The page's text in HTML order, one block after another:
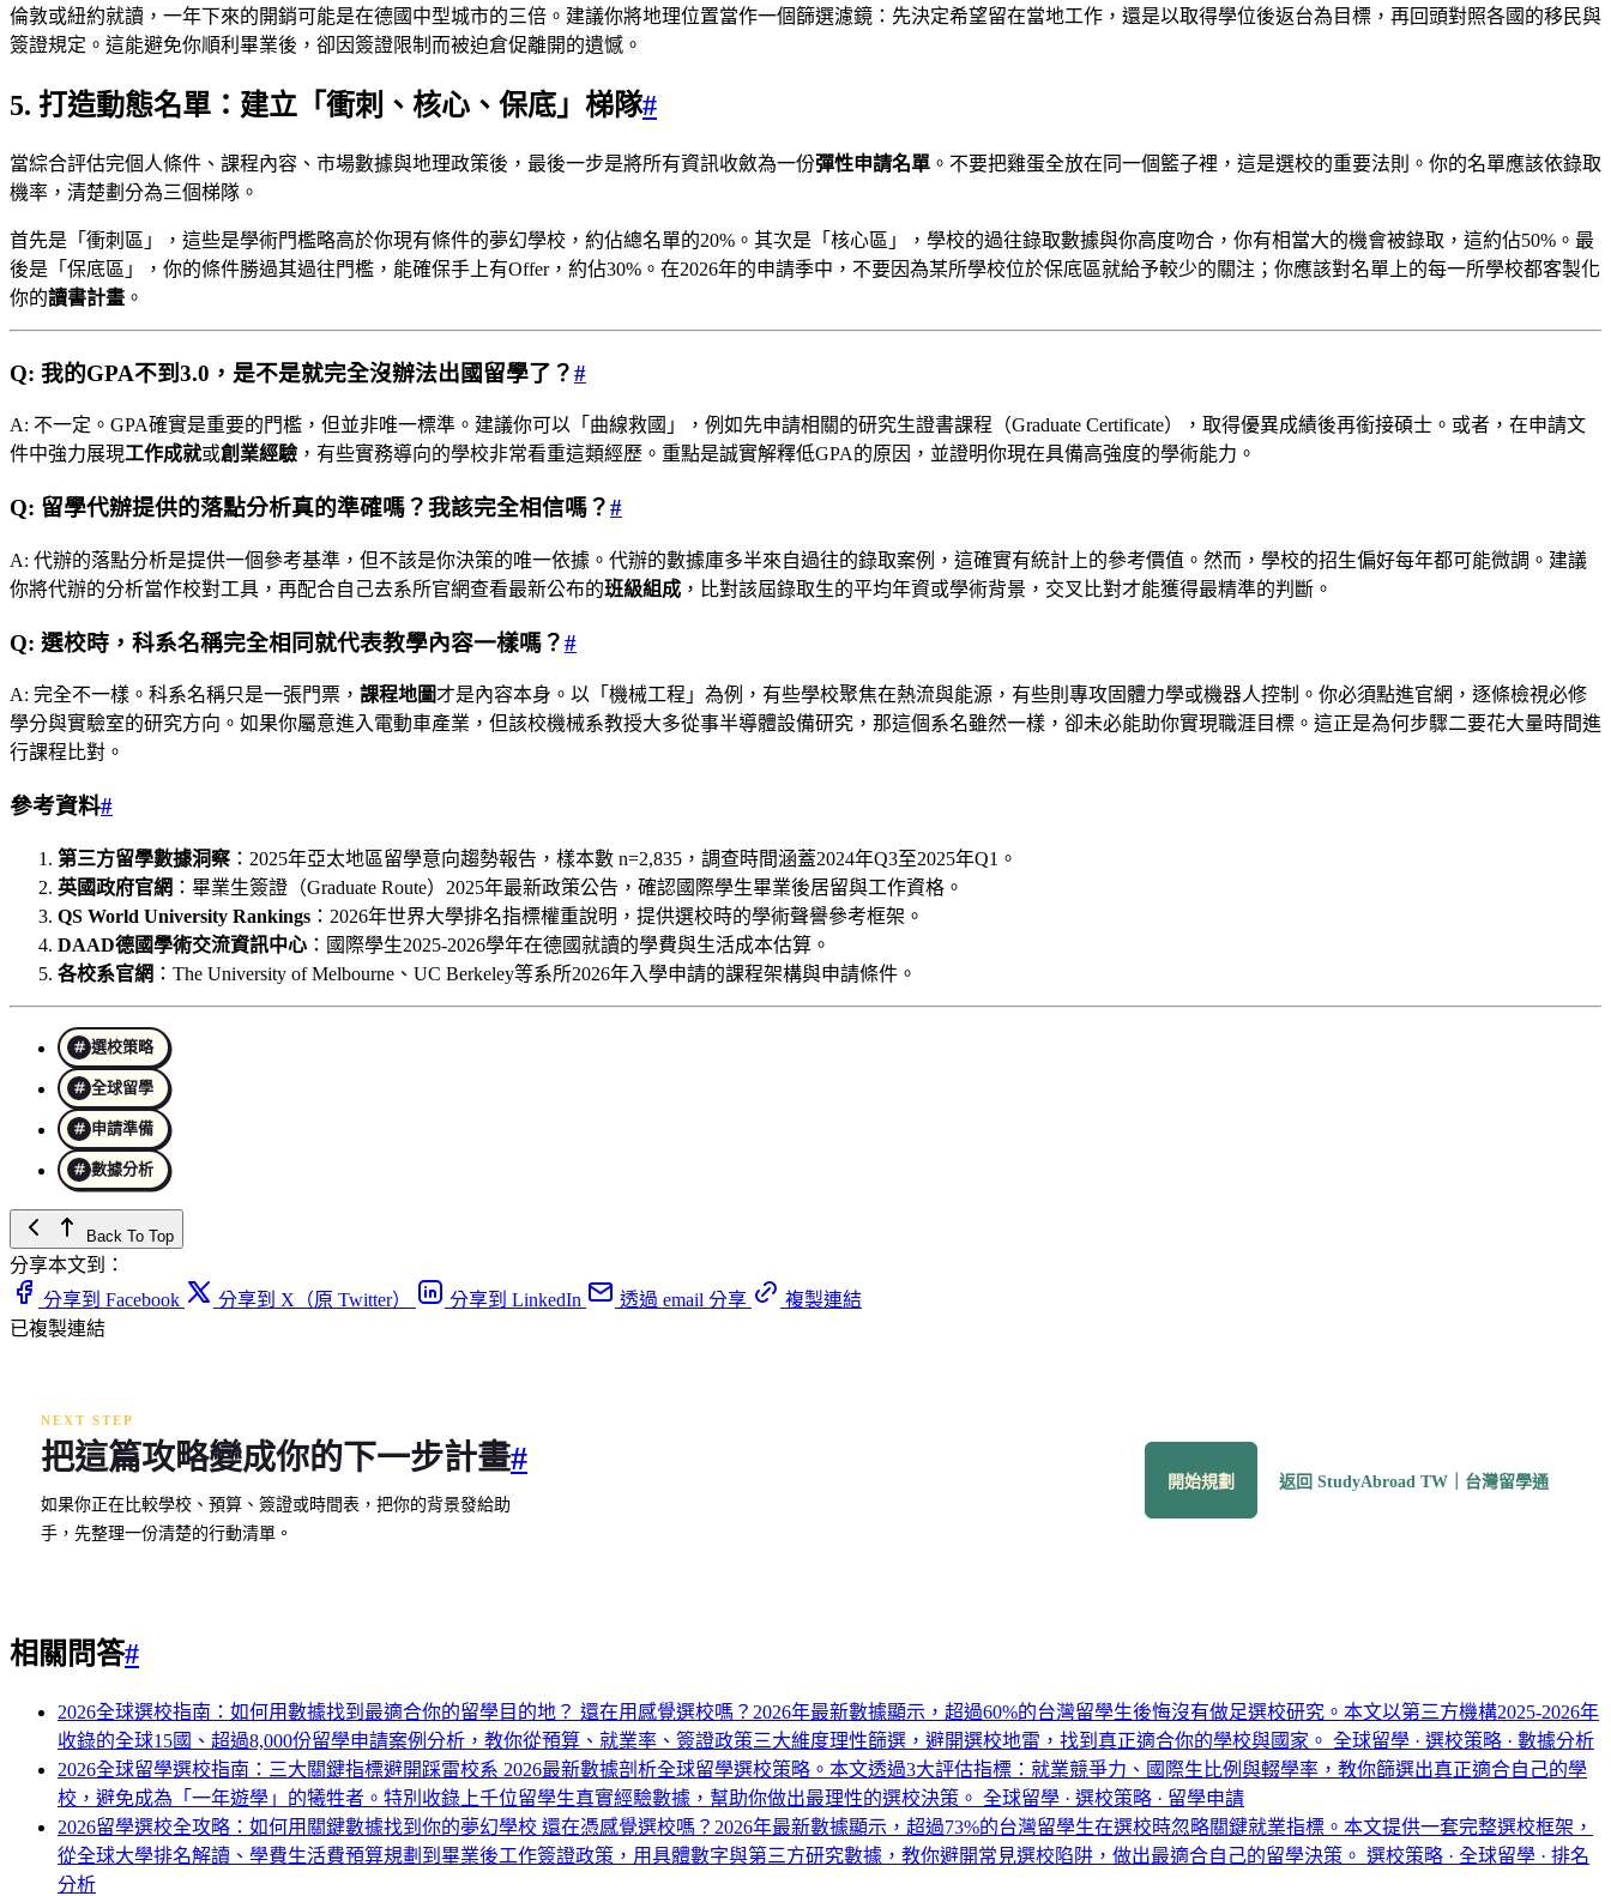
倫敦或紐約就讀，一年下來的開銷可能是在德國中型城市的三倍。建議你將地理位置當作一個篩選濾鏡：先決定希望留在當地工作，還是以取得學位後返台為目標，再回頭對照各國的移民與
簽證規定。這能避免你順利畢業後，卻因簽證限制而被迫倉促離開的遺憾。
5. 打造動態名單：建立「衝刺、核心、保底」梯隊#
當綜合評估完個人條件、課程內容、市場數據與地理政策後，最後一步是將所有資訊收斂為一份彈性申請名單 。不要把雞蛋全放在同一個籃子裡，這是選校的重要法則。你的名單應該依錄取
機率，清楚劃分為三個梯隊。
首先是「衝刺區」，這些是學術門檻略高於你現有條件的夢幻學校，約佔總名單的20%。其次是「核心區」，學校的過往錄取數據與你高度吻合，你有相當大的機會被錄取，這約佔50%。最
後是「保底區」，你的條件勝過其過往門檻，能確保手上有Offer，約佔30%。在2026年的申請季中，不要因為某所學校位於保底區就給予較少的關注；你應該對名單上的每一所學校都客製化
你的讀書計畫 。
Q: 我的GPA不到3.0，是不是就完全沒辦法出國留學了？#
A: 不一定。GPA確實是重要的門檻，但並非唯一標準。建議你可以「曲線救國」，例如先申請相關的研究生證書課程（Graduate Certificate），取得優異成績後再銜接碩士。或者，在申請文
件中強力展現工作成就或創業經驗 ，有些實務導向的學校非常看重這類經歷。重點是誠實解釋低GPA的原因，並證明你現在具備高強度的學術能力。
Q: 留學代辦提供的落點分析真的準確嗎？我該完全相信嗎？#
A: 代辦的落點分析是提供一個參考基準，但不該是你決策的唯一依據。代辦的數據庫多半來自過往的錄取案例，這確實有統計上的參考價值。然而，學校的招生偏好每年都可能微調。建議
你將代辦的分析當作校對工具，再配合自己去系所官網查看最新公布的班級組成 ，比對該屆錄取生的平均年資或學術背景，交叉比對才能獲得最精準的判斷。
Q: 選校時，科系名稱完全相同就代表教學內容一樣嗎？#
A: 完全不一樣。科系名稱只是一張門票， 課程地圖才是內容本身。以「機械工程」為例，有些學校聚焦在熱流與能源，有些則專攻固體力學或機器人控制。你必須點進官網，逐條檢視必修
學分與實驗室的研究方向。如果你屬意進入電動車產業，但該校機械系教授大多從事半導體設備研究，那這個系名雖然一樣，卻未必能助你實現職涯目標。這正是為何步驟二要花大量時間進
行課程比對。
參考資料#
第三方留學數據洞察 ：2025年亞太地區留學意向趨勢報告，樣本數 n=2,835，調查時間涵蓋2024年Q3至2025年Q1。
英國政府官網 ：畢業生簽證（Graduate Route）2025年最新政策公告，確認國際學生畢業後居留與工作資格。
QS World University Rankings ：2026年世界大學排名指標權重說明，提供選校時的學術聲譽參考框架。
DAAD德國學術交流資訊中心 ：國際學生2025-2026學年在德國就讀的學費與生活成本估算。
各校系官網 ：The University of Melbourne、UC Berkeley等系所2026年入學申請的課程架構與申請條件。
選校策略
全球留學
申請準備
數據分析
Back To Top
分享本文到：
分享到 Facebook
分享到 X（原 Twitter） 分享到 LinkedIn 透過 email 分享
複製連結
已複製連結
NEXT STEP
把這篇攻略變成你的下一步計畫#
如果你正在比較學校、預算、簽證或時間表，把你的背景發給助
手，先整理一份清楚的行動清單。
開始規劃 返回 StudyAbroad TW｜台灣留學通
相關問答#
2026全球選校指南：如何用數據找到最適合你的留學目的地？ 還在用感覺選校嗎？2026年最新數據顯示，超過60%的台灣留學生後悔沒有做足選校研究。本文以第三方機構2025-2026年
收錄的全球15國、超過8,000份留學申請案例分析，教你從預算、就業率、簽證政策三大維度理性篩選，避開選校地雷，找到真正適合你的學校與國家。 全球留學 · 選校策略 · 數據分析
2026全球留學選校指南：三大關鍵指標避開踩雷校系 2026最新數據剖析全球留學選校策略。本文透過3大評估指標：就業競爭力、國際生比例與輟學率，教你篩選出真正適合自己的學
校，避免成為「一年遊學」的犧牲者。特別收錄上千位留學生真實經驗數據，幫助你做出最理性的選校決策。 全球留學 · 選校策略 · 留學申請
2026留學選校全攻略：如何用關鍵數據找到你的夢幻學校 還在憑感覺選校嗎？2026年最新數據顯示，超過73%的台灣留學生在選校時忽略關鍵就業指標。本文提供一套完整選校框架，
從全球大學排名解讀、學費生活費預算規劃到畢業後工作簽證政策，用具體數字與第三方研究數據，教你避開常見選校陷阱，做出最適合自己的留學決策。 選校策略 · 全球留學 · 排名
分析